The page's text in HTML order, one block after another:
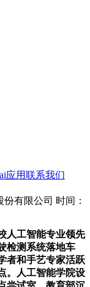
ai应用联系我们
有限公司 时间：
工智能专业领先
检测系统落地车
者和手艺专家活跃
。人工智能学院设